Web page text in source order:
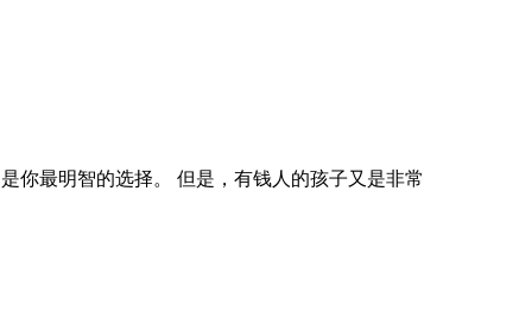
你最明智的选择。 但是，有钱人的孩子又是非常